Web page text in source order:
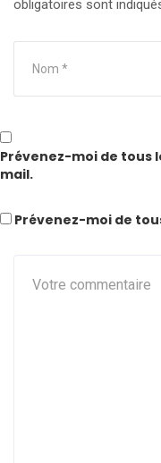
obligatoires sont
Prévenez-moi de tous
mail.
Prévenez-moi de